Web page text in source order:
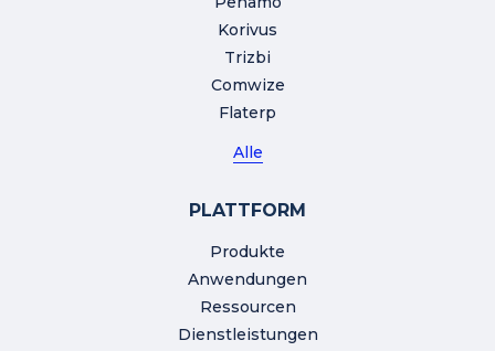
Korivus
Trizbi
Comwize
Flaterp
Alle
PLATTFORM
Produkte
Anwendungen
Ressourcen
Dienstleistungen